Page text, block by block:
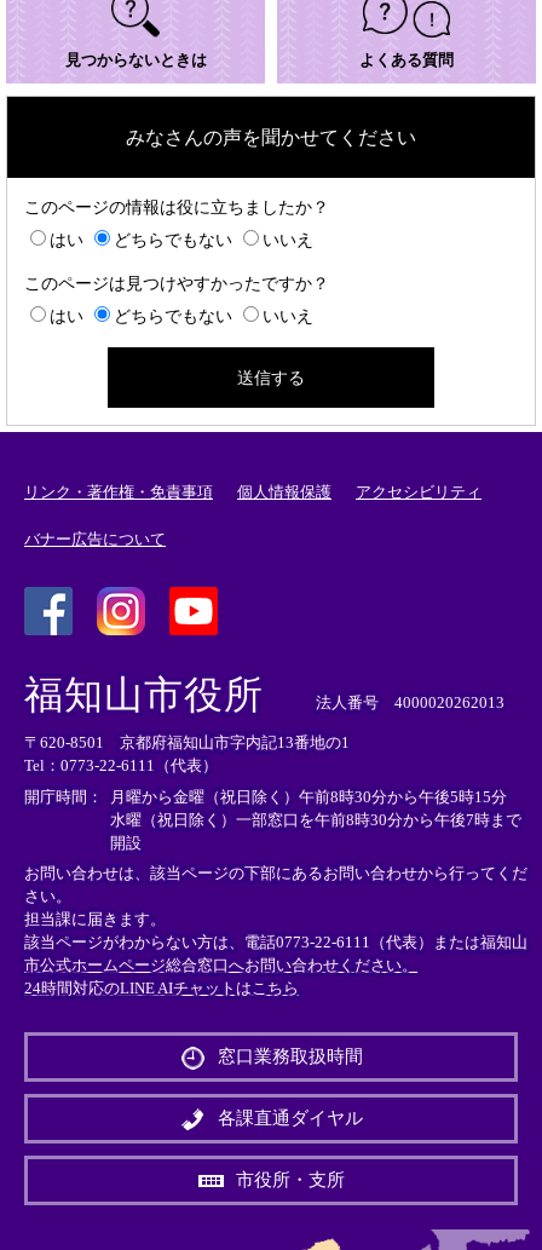
見つからないときは よくある質問
みなさんの声を聞かせてください
このページの情報は役に立ちましたか？
はい
どちらでもない いいえ
このページは見つけやすかったですか？
はい
どちらでもない いいえ
リンク・著作権・免責事項 個人情報保護 アクセシビリティ
バナー広告について
外
部
リ
ン
ク
＞
外
リ
ン
ク
＞
外
部
ン
ク
＞
福知山市役所 法人番号 4000020262013
〒620-8501 京都府福知山市字内記13番地の1
Tel：0773-22-6111（代表）
開庁時間： 月曜から金曜（祝日除く）午前8時30分から午後5時15分
水曜（祝日除く）一部窓口を午前8時30分から午後7時まで
開設
お問い合わせは、該当ページの下部にあるお問い合わせから行ってくだ
さい。
担当課に届きます。
該当ページがわからない方は、電話0773-22-6111（代表）または福知山
市公式ホームページ総合窓口へお問い合わせください。
24時間対応のLINE AIチャットはこちら
外
リ
ン
＞
窓口業務取扱時間
各課直通ダイヤル
市役所・支所